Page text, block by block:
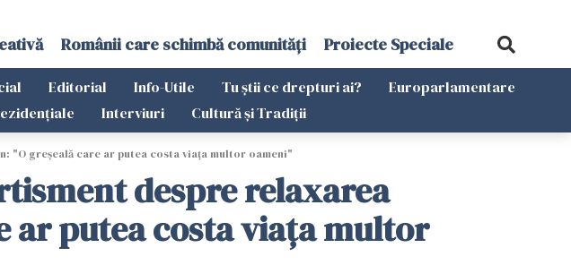
Românii care schimbă comunități Proiecte Speciale
Editorial Info-Utile Tu știi ce drepturi ai?
Europarlamentare
Interviuri Cultură și Tradiții
greşeală care ar putea costa viaţa multor oameni"
despre relaxarea
ar putea costa viaţa multor